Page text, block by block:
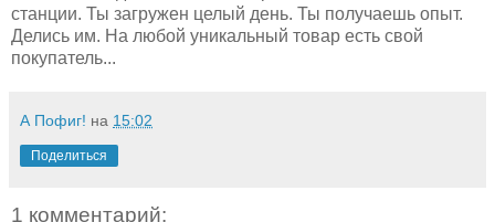
станции. Ты загружен целый день. Ты получаешь опыт.
Делись им. На любой уникальный товар есть свой
покупатель...
А Пофиг! на 15:02
Поделиться
1 комментарий: